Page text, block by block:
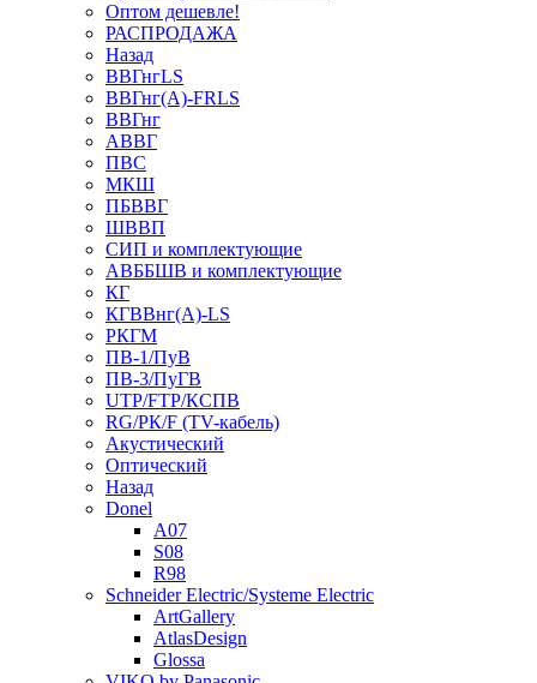
Оптом дешевле!
РАСПРОДАЖА
Назад
ВВГнгLS
ВВГнг(А)-FRLS
ВВГнг
АВВГ
ПВС
МКШ
ПБВВГ
ШВВП
СИП и комплектующие
АВББШВ и комплектующие
КГ
КГВВнг(А)-LS
РКГМ
ПВ-1/ПуВ
ПВ-3/ПуГВ
UTP/FTP/КСПВ
RG/РК/F (TV-кабель)
Акустический
Оптический
Назад
Donel
A07
S08
R98
Schneider Electric/Systeme Electric
ArtGallery
AtlasDesign
Glossa